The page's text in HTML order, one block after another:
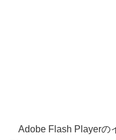
Adobe Flash Playerの